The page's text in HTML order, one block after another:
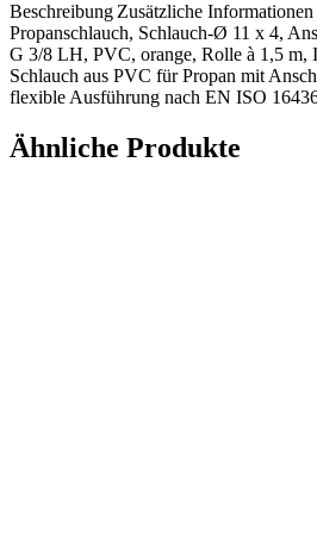
Beschreibung Zusätzliche Informationen
Propanschlauch, Schlauch-Ø 11 x 4,
G 3/8 LH, PVC, orange, Rolle à 1,5 m,
Schlauch aus PVC für Propan mit
flexible Ausführung nach EN ISO
Ähnliche Produkte